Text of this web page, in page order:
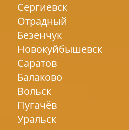
Сергиевск
Отрадный
Безенчук
Новокуйбышевск
Саратов
Балаково
Вольск
Пугачёв
Уральск